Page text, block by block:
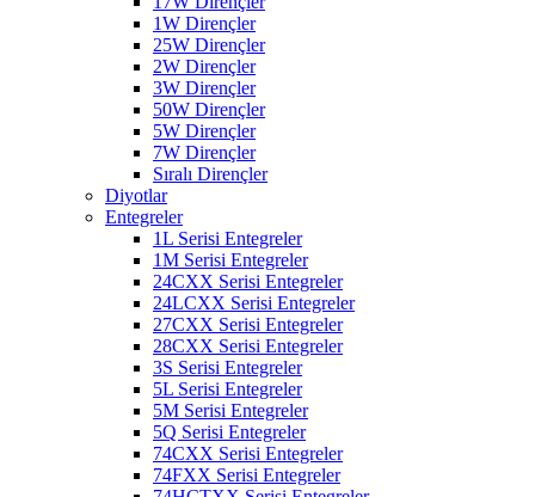
1W Dirençler
25W Dirençler
2W Dirençler
3W Dirençler
50W Dirençler
5W Dirençler
7W Dirençler
Sıralı Dirençler
Diyotlar
Entegreler
1L Serisi Entegreler
1M Serisi Entegreler
24CXX Serisi Entegreler
24LCXX Serisi Entegreler
27CXX Serisi Entegreler
28CXX Serisi Entegreler
3S Serisi Entegreler
5L Serisi Entegreler
5M Serisi Entegreler
5Q Serisi Entegreler
74CXX Serisi Entegreler
74FXX Serisi Entegreler